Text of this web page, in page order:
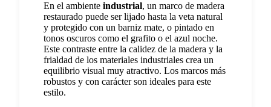
En el ambiente industrial, un marco de madera
restaurado puede ser lijado hasta la veta natural
y protegido con un barniz mate, o pintado en
tonos oscuros como el grafito o el azul noche.
Este contraste entre la calidez de la madera y la
frialdad de los materiales industriales crea un
equilibrio visual muy atractivo. Los marcos más
robustos y con carácter son ideales para este
estilo.